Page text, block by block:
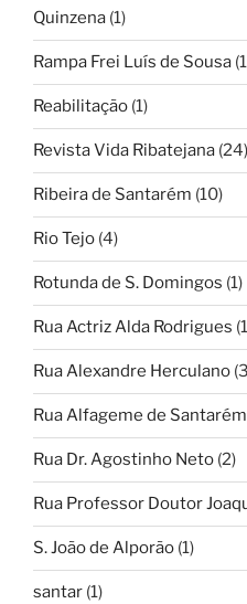
Quinzena (1)
Rampa Frei Luís de Sousa
Reabilitação (1)
Revista Vida Ribatejana (24)
Ribeira de Santarém (10)
Rio Tejo (4)
Rotunda de S. Domingos (1)
Rua Actriz Alda Rodrigues
Rua Alexandre Herculano
Rua Alfageme de Santarém
Rua Dr. Agostinho Neto (2)
Rua Professor Doutor
S. João de Alporão (1)
santar (1)